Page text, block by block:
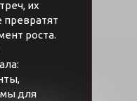
их
роста.
для